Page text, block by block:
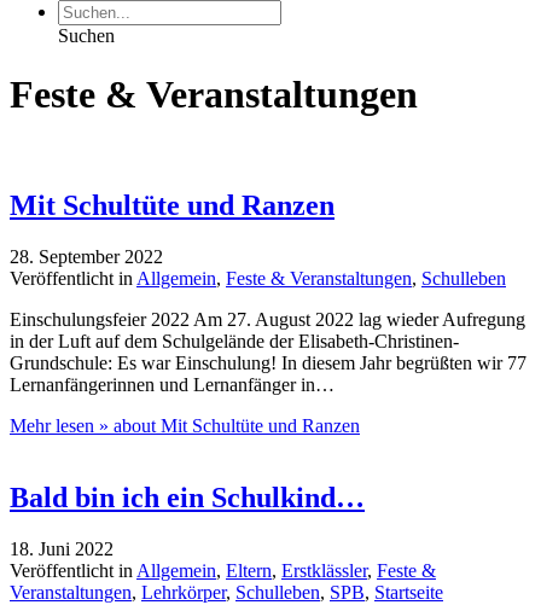
Suchen
Feste & Veranstaltungen
Mit Schultüte und Ranzen
28. September 2022
Veröffentlicht in Allgemein, Feste & Veranstaltungen, Schulleben
Einschulungsfeier 2022 Am 27. August 2022 lag wieder Aufregung
in der Luft auf dem Schulgelände der Elisabeth-Christinen-
Grundschule: Es war Einschulung! In diesem Jahr begrüßten wir 77
Lernanfängerinnen und Lernanfänger in…
Mehr lesen » about Mit Schultüte und Ranzen
Bald bin ich ein Schulkind…
18. Juni 2022
Veröffentlicht in Allgemein, Eltern, Erstklässler, Feste &
Veranstaltungen, Lehrkörper, Schulleben, SPB, Startseite